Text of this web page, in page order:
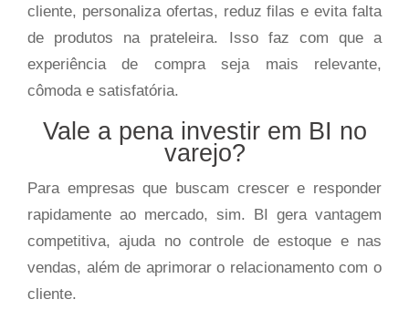
cliente, personaliza ofertas, reduz filas e evita falta
de produtos na prateleira. Isso faz com que a
experiência de compra seja mais relevante,
cômoda e satisfatória.
Vale a pena investir em BI no
varejo?
Para empresas que buscam crescer e responder
rapidamente ao mercado, sim. BI gera vantagem
competitiva, ajuda no controle de estoque e nas
vendas, além de aprimorar o relacionamento com o
cliente.